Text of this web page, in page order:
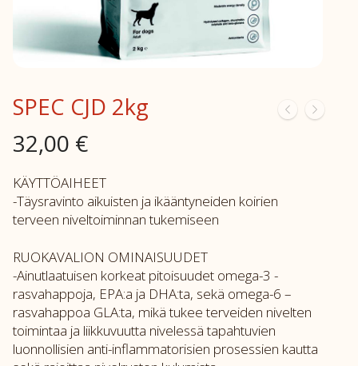
SPEC CJD 2kg
32,00 €
KÄYTTÖAIHEET
-Täysravinto aikuisten ja ikääntyneiden koirien
terveen niveltoiminnan tukemiseen
RUOKAVALION OMINAISUUDET
-Ainutlaatuisen korkeat pitoisuudet omega-3 -
rasvahappoja, EPA:a ja DHA:ta, sekä omega-6 –
rasvahappoa GLA:ta, mikä tukee terveiden nivelten
toimintaa ja liikkuvuutta nivelessä tapahtuvien
luonnollisien anti-inflammatorisien prosessien kautta